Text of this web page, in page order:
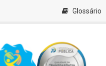
Glossário